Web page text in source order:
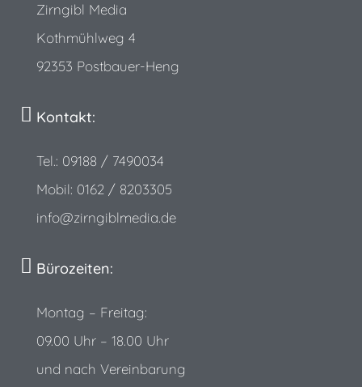
Zirngibl Media
Kothmühlweg 4
92353 Postbauer-Heng
Kontakt:
Tel.: 09188 / 7490034
Mobil: 0162 / 8203305
info@zirngiblmedia.de
Bürozeiten:
Montag – Freitag:
09.00 Uhr – 18.00 Uhr
und nach Vereinbarung